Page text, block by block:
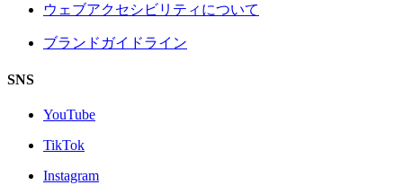
ウェブアクセシビリティについて
ブランドガイドライン
SNS
YouTube
TikTok
Instagram